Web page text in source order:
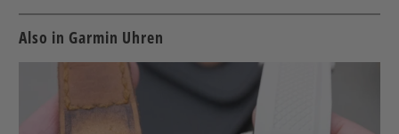
Also in Garmin Uhren